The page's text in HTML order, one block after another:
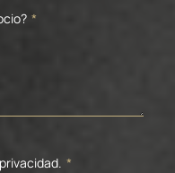
*
*